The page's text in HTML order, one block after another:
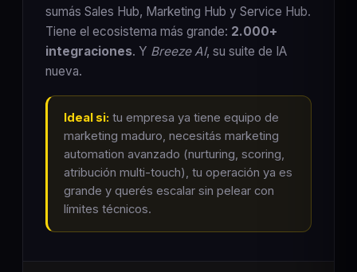
sumás Sales Hub, Marketing Hub y Service Hub.
Tiene el ecosistema más grande: 2.000+
integraciones. Y Breeze AI, su suite de IA
nueva.
Ideal si: tu empresa ya tiene equipo de
marketing maduro, necesitás marketing
automation avanzado (nurturing, scoring,
atribución multi-touch), tu operación ya es
grande y querés escalar sin pelear con
límites técnicos.